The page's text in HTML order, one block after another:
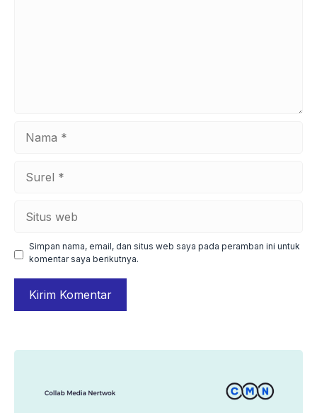
Simpan nama, email, dan situs web saya pada peramban ini untuk
komentar saya berikutnya.